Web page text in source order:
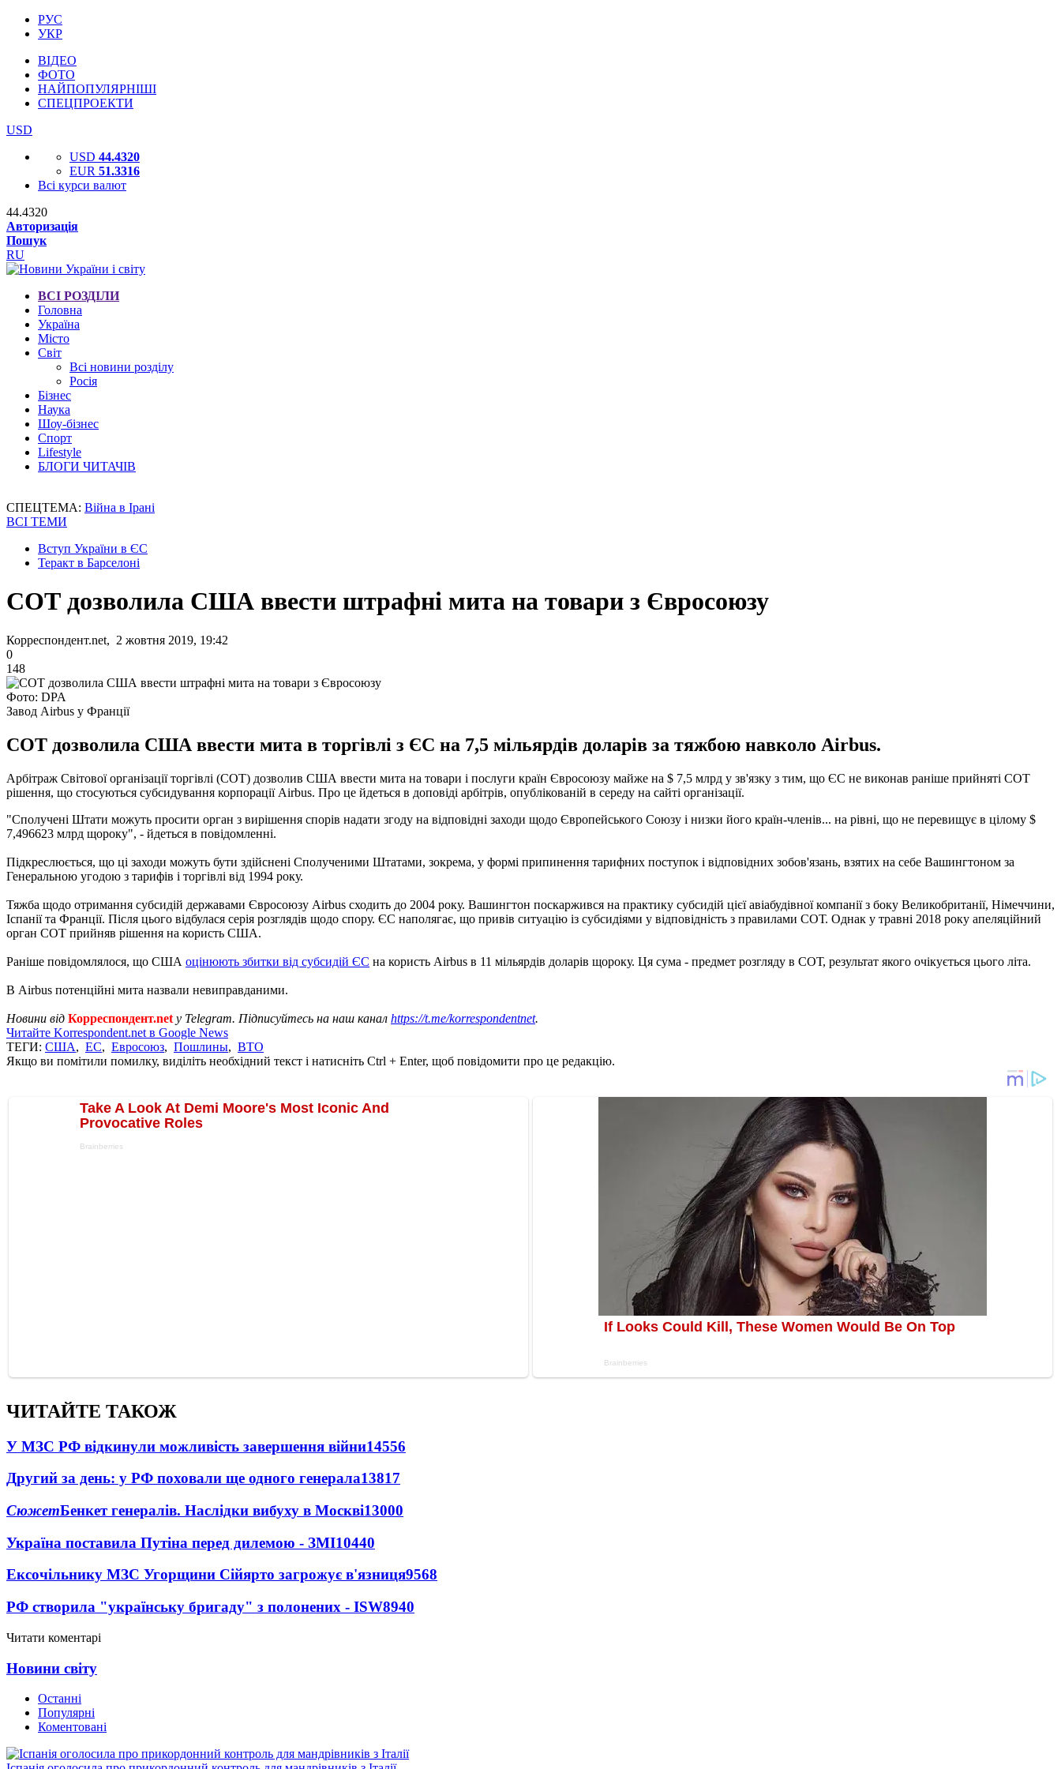
РУС
УКР
ВІДЕО
ФОТО
НАЙПОПУЛЯРНІШІ
СПЕЦПРОЕКТИ
USD
USD 44.4320
EUR 51.3316
Всі курси валют
44.4320
Авторизація
Пошук
RU
ВСІ РОЗДІЛИ
Головна
Україна
Місто
Світ
Всі новини розділу
Росія
Бізнес
Наука
Шоу-бізнес
Спорт
Lifestyle
БЛОГИ ЧИТАЧІВ
СПЕЦТЕМА: Війна в Ірані
ВСІ ТЕМИ
Вступ України в ЄС
Теракт в Барселоні
СОТ дозволила США ввести штрафні мита на товари з Євросоюзу
Корреспондент.net, 2 жовтня 2019, 19:42
0
148
Фото: DPA
Завод Airbus у Франції
СОТ дозволила США ввести мита в торгівлі з ЄС на 7,5 мільярдів доларів за тяжбою навколо Airbus.
Арбітраж Світової організації торгівлі (СОТ) дозволив США ввести мита на товари і послуги країн Євросоюзу майже на $ 7,5 млрд у зв'язку з тим, що ЄС не виконав раніше прийняті СОТ
рішення, що стосуються субсидування корпорації Airbus. Про це йдеться в доповіді арбітрів, опублікованій в середу на сайті організації.
"Сполучені Штати можуть просити орган з вирішення спорів надати згоду на відповідні заходи щодо Європейського Союзу і низки його країн-членів... на рівні, що не перевищує в цілому $
7,496623 млрд щороку", - йдеться в повідомленні.
Підкреслюється, що ці заходи можуть бути здійснені Сполученими Штатами, зокрема, у формі припинення тарифних поступок і відповідних зобов'язань, взятих на себе Вашингтоном за
Генеральною угодою з тарифів і торгівлі від 1994 року.
Тяжба щодо отримання субсидій державами Євросоюзу Airbus сходить до 2004 року. Вашингтон поскаржився на практику субсидій цієї авіабудівної компанії з боку Великобританії, Німеччини,
Іспанії та Франції. Після цього відбулася серія розглядів щодо спору. ЄС наполягає, що привів ситуацію із субсидіями у відповідність з правилами СОТ. Однак у травні 2018 року апеляційний
орган СОТ прийняв рішення на користь США.
Раніше повідомлялося, що США оцінюють збитки від субсидій ЄС на користь Airbus в 11 мільярдів доларів щороку. Ця сума - предмет розгляду в СОТ, результат якого очікується цього літа.
В Airbus потенційні мита назвали невиправданими.
Новини від Корреспондент.net у Telegram. Підписуйтесь на наш канал https://t.me/korrespondentnet.
Читайте Korrespondent.net в Google News
ТЕГИ: США, ЕС, Евросоюз, Пошлины, ВТО
Якщо ви помітили помилку, виділіть необхідний текст і натисніть Ctrl + Enter, щоб повідомити про це редакцію.
ЧИТАЙТЕ ТАКОЖ
У МЗС РФ відкинули можливість завершення війни14556
Другий за день: у РФ поховали ще одного генерала13817
СюжетБенкет генералів. Наслідки вибуху в Москві13000
Україна поставила Путіна перед дилемою - ЗМІ10440
Ексочільнику МЗС Угорщини Сійярто загрожує в'язниця9568
РФ створила "українську бригаду" з полонених - ISW8940
Читати коментарі
Новини світу
Останні
Популярні
Коментовані